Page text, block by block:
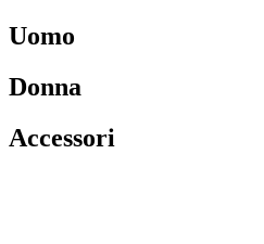
Uomo
Donna
Accessori